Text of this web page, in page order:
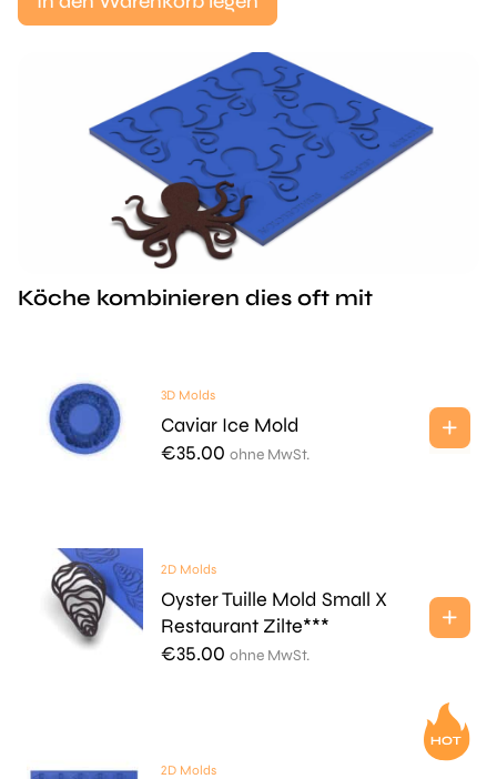
Köche kombinieren dies oft mit
3D Molds
Caviar Ice Mold
€35.00 ohne MwSt.
2D Molds
Oyster Tuille Mold Small X
Restaurant Zilte***
€35.00 ohne MwSt.
2D Molds